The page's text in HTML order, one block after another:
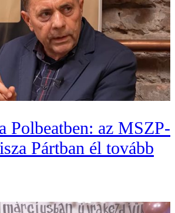
Polbeatben: az MSZP-
Pártban él tovább